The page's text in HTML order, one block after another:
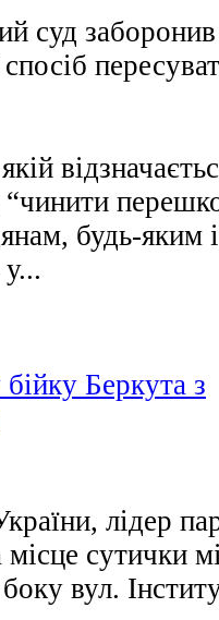
суд заборонив
будь-
Беркута з
лідер
сутички
вул.